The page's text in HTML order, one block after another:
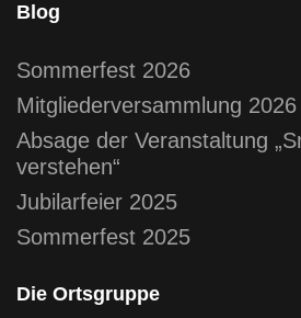
Blog
Sommerfest 2026
Mitgliederversammlung 2026
Absage der Veranstaltung
verstehen“
Jubilarfeier 2025
Sommerfest 2025
Die Ortsgruppe